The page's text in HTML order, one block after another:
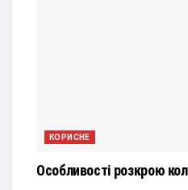
КОРИСНЕ
Особливості розкрою